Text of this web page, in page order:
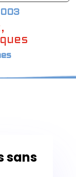
sans